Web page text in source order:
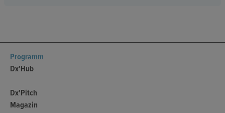
Programm
Dx'Hub
Dx'Pitch
Magazin